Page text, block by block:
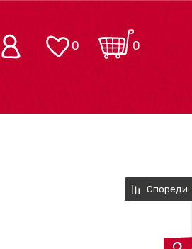
0
0
Спореди